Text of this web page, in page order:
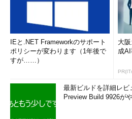
IEと.NET Frameworkのサポート
ポリシーが変わります（1年後で
すが……）
大
成
最新ビルドを詳細レビ
Preview Build 9926が